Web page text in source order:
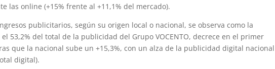
las online (+15% frente al +11,1% del mercado).
publicitarios, según su origen local o nacional, se observa como la
53,2% del total de la publicidad del Grupo VOCENTO, decrece en el primer
que la nacional sube un +15,3%, con un alza de la publicidad digital
digital).